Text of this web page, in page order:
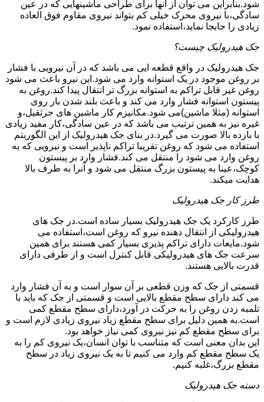
شود.بنابراین می توان از آنها برای طراحی ماشینهایی که در عین
سادگی،با نیروی محرک خیلی کم بتواند نیروی مقاوم فوق العاده
زیادی را جابجا نماید،استفاده نمود.
جک هیدرولیک چیست؟
جک هیدرولیک در واقع قطعه ایی می باشد که در آن نیرویی با فشار
بر روغن موجود در یک استوانه وارد می شود.این نیرو باعث می شود
روغن غیر قابل تراکم به استوانه بزرگ تر انتقال پیدا کند.روغن به
پیستون استوانه فشار وارد می کند و باعث بلند شدن بار روی
استوانه (مثلا ماشین)می شود.مکانیزم کار ماشین های جرثقیل،و
غیره نیز به همین ترتیب می باشد که در عین سادگی،کار مفید زیادی
با بازده بالا صورت می گیرد.در بنای جک هیدرولیک از این الگوریتم
استفاده می شود که روغن تقریبا تراکم ناپذیر است و نیرویی که به
روغن وارد می شود را منتقل می کند.فشار وارد بر پیستون
کوچک،عینا به پیستون بزرگ منتقل می شود و آنرا به طرف بالا
هدایت میکند.
طرز کار جک هیدرولیک
طرز کارکرد یک جک هیدرولیک بسیار ساده است.در جک های
هیدرولیکی از انتقال دهنده نیرو که روغن است،استفاده می
شود.مایعات دارای تراکم پذیری بسیار کمی هستند برای همین
سرعت جک های هیدرولیکی قابل کنترل است و از طرفی دارای
قدرت بالایی هستند.
قسمتی از جک که وزن قطعی بر آن سوار است و به آن فشار وارد
می کند دارای سطح مقطع بالایی است و قسمتی از جک که باید با
تلمبه زدن روغن را به حرکت در آورد،دارای سطح مقطع کمی
است.به همین دلیل برای سطح مقطع زیاد نیروی زیادی لازم است و
برای سطح مقطع کم نیز نیروی کمی نیاز خواهد بود.
این بدان معنی است که متناسب با توان انسان،یک نیروی کم را به
یک سطح مقطع کم وارد می کنیم تا به یک نیروی زیاد در سطح
مقطع بزرگ،غلبه کنیم.
دسته جک هیدرولیک